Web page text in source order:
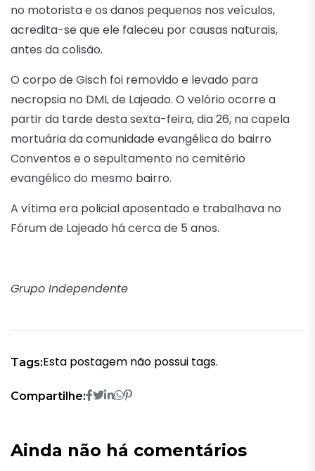
no motorista e os danos pequenos nos veículos,
acredita-se que ele faleceu por causas naturais,
antes da colisão.
O corpo de Gisch foi removido e levado para
necropsia no DML de Lajeado. O velório ocorre a
partir da tarde desta sexta-feira, dia 26, na capela
mortuária da comunidade evangélica do bairro
Conventos e o sepultamento no cemitério
evangélico do mesmo bairro.
A vítima era policial aposentado e trabalhava no
Fórum de Lajeado há cerca de 5 anos.
Grupo Independente
Tags:Esta postagem não possui tags.
Compartilhe:
Ainda não há comentários